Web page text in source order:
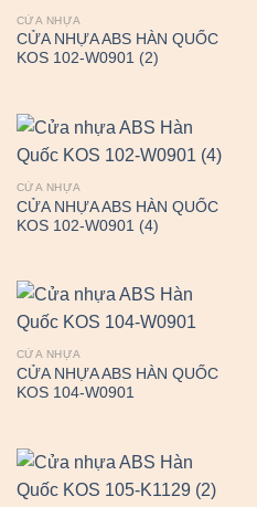
CỬA NHỰA
CỬA NHỰA ABS HÀN QUỐC
KOS 102-W0901 (2)
CỬA NHỰA
CỬA NHỰA ABS HÀN QUỐC
KOS 102-W0901 (4)
CỬA NHỰA
CỬA NHỰA ABS HÀN QUỐC
KOS 104-W0901